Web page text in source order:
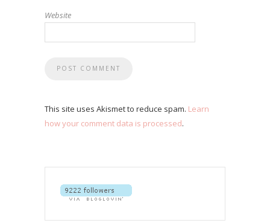
Website
This site uses Akismet to reduce spam. Learn
how your comment data is processed.